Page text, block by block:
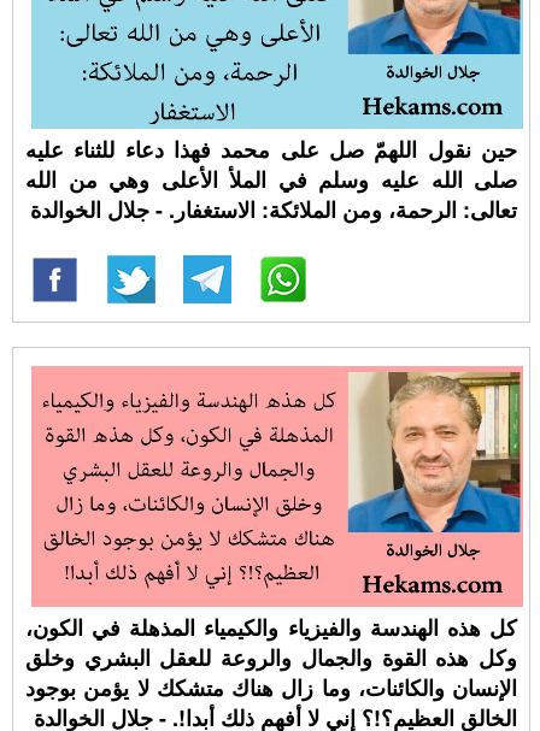
حين نقول اللهمّ صل على محمد فهذا دعاء للثناء عليه
صلى الله عليه وسلم في الملأ الأعلى وهي من الله
تعالى: الرحمة، ومن الملائكة: الاستغفار. - جلال الخوالدة
كل هذه الهندسة والفيزياء والكيمياء المذهلة في الكون،
وكل هذه القوة والجمال والروعة للعقل البشري وخلق
الإنسان والكائنات، وما زال هناك متشكك لا يؤمن بوجود
الخالق العظيم؟!؟ إني لا أفهم ذلك أبدا!. - جلال الخوالدة